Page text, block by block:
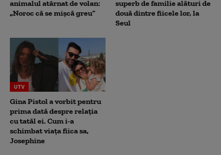
animalul atârnat de volan:
„Noroc că se mișcă greu”
superb de familie alături de
două dintre fiicele lor, la
Seul
UTV
Gina Pistol a vorbit pentru
prima dată despre relația
cu tatăl ei. Cum i-a
schimbat viața fiica sa,
Josephine